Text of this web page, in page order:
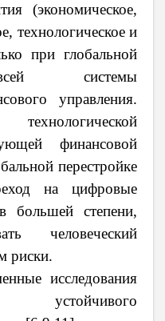
(экономическое,
технологическое и
при глобальной
системы
управления.
финансовой
перестройке
на цифровые
большей степени,
человеческий
риски.
исследования